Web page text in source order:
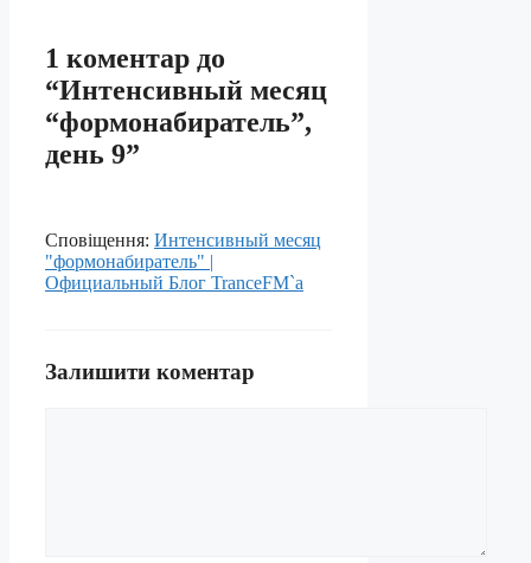
1 коментар до
“Интенсивный месяц
“формонабиратель”,
день 9”
Сповіщення: Интенсивный месяц
"формонабиратель" |
Официальный Блог TranceFM`a
Залишити коментар